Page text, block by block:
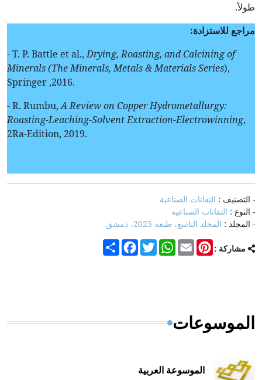
طولاً.
مراجع للاستزادة:
- T. P. Battle et al.,Drying, Roasting, and Calcining of
Minerals (The Minerals, Metals & Materials Series),
Springer ,2016.
- R. Rumbu,A Review on Copper Hydrometallurgy:
Roasting-Leaching-Solvent Extraction-Electrowinning, ‎
2Ra-Edition, 2019.
- التصنيف : التقانات الصناعية
- النوع : التقانات الصناعية
- المجلد : المجلد التاسع، طبعة 2025، دمشق
مشاركة : Share
FacebookTwitter
WhatsAppEmail
Pinterest
الموسوعات
الموسوعة العربية